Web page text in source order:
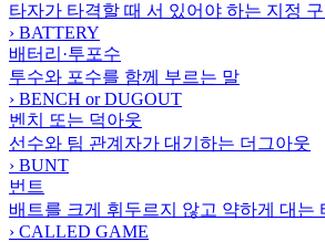
타자가 타격할 때 서 있어야 하는 지정
› BATTERY
배터리·투포수
투수와 포수를 함께 부르는 말
› BENCH or DUGOUT
벤치 또는 덕아웃
선수와 팀 관계자가 대기하는 더그아웃
› BUNT
번트
배트를 크게 휘두르지 않고 약하게 대는
› CALLED GAME